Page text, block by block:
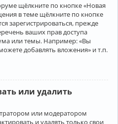
щёлкните по кнопке «Новая
в теме щёлкните по кнопке
зарегистрироваться, прежде
ваших прав доступа
или темы. Например: «Вы
добавлять вложения» и т.п.
или удалить
или модератором
и удалять только свои